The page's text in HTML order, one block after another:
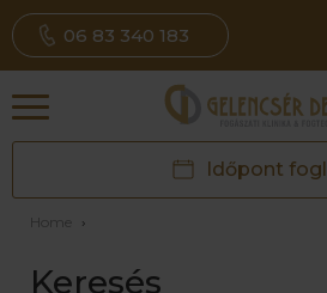
06 83 340 183
Időpont
Home ›
Keresés